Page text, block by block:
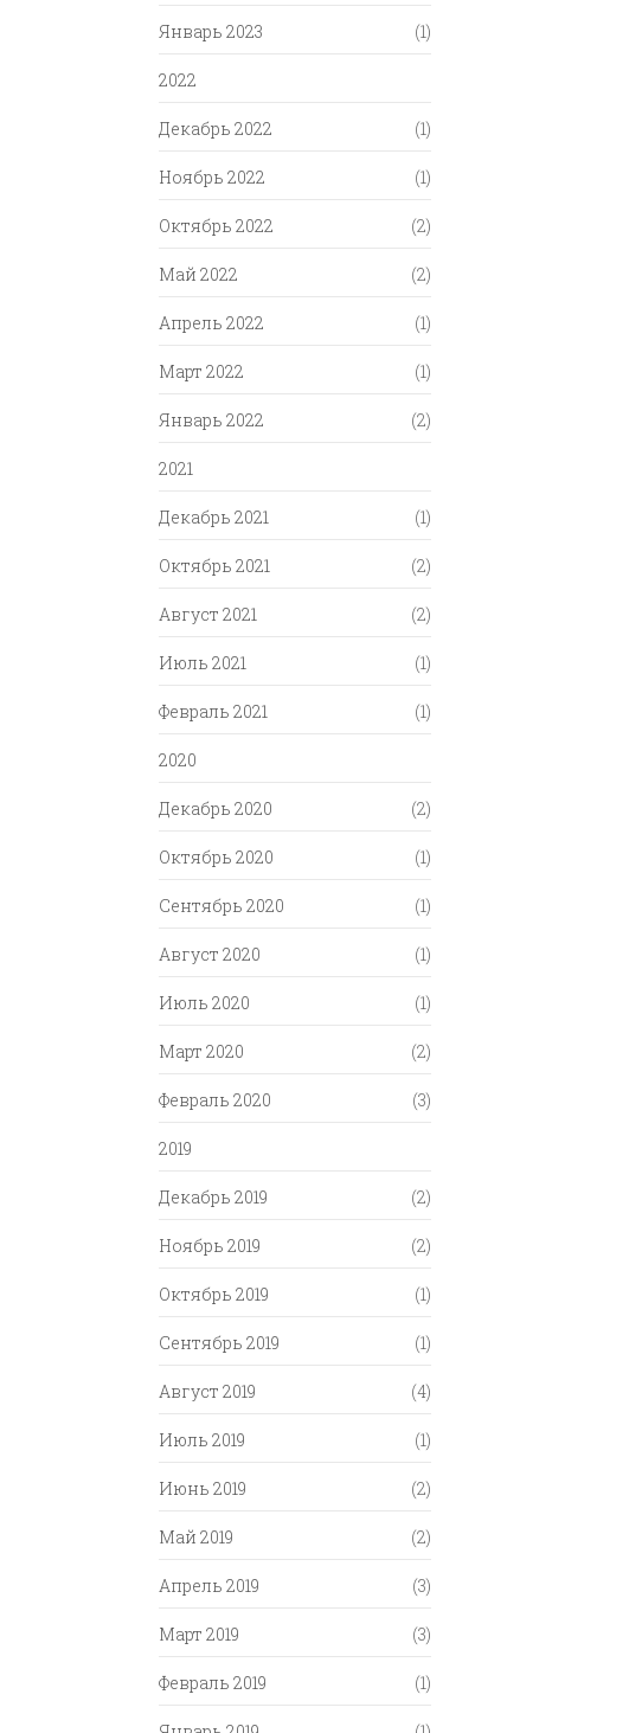
Январь 2023 (1)
2022
Декабрь 2022 (1)
Ноябрь 2022 (1)
Октябрь 2022 (2)
Май 2022 (2)
Апрель 2022 (1)
Март 2022 (1)
Январь 2022 (2)
2021
Декабрь 2021 (1)
Октябрь 2021 (2)
Август 2021 (2)
Июль 2021 (1)
Февраль 2021 (1)
2020
Декабрь 2020 (2)
Октябрь 2020 (1)
Сентябрь 2020 (1)
Август 2020 (1)
Июль 2020 (1)
Март 2020 (2)
Февраль 2020 (3)
2019
Декабрь 2019 (2)
Ноябрь 2019 (2)
Октябрь 2019 (1)
Сентябрь 2019 (1)
Август 2019 (4)
Июль 2019 (1)
Июнь 2019 (2)
Май 2019 (2)
Апрель 2019 (3)
Март 2019 (3)
Февраль 2019 (1)